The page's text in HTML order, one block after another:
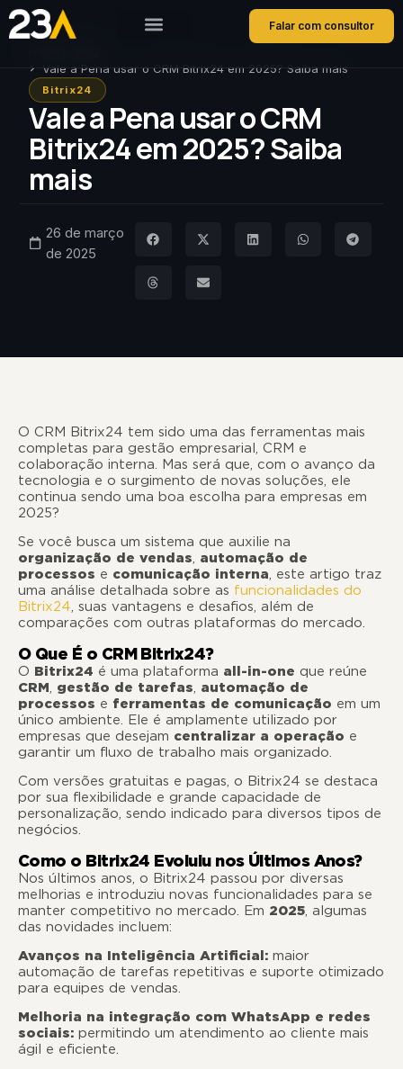
Falar com consultor
Vale a Pena usar o CRM Bitrix24 em 2025? Saiba mais
Bitrix24
Vale a Pena usar o CRM
Bitrix24 em 2025? Saiba
mais
26 de março
de 2025
O CRM Bitrix24 tem sido uma das ferramentas mais
completas para gestão empresarial, CRM e
colaboração interna. Mas será que, com o avanço da
tecnologia e o surgimento de novas soluções, ele
continua sendo uma boa escolha para empresas em
2025?
Se você busca um sistema que auxilie na
organização de vendas, automação de
processos e comunicação interna, este artigo traz
uma análise detalhada sobre as funcionalidades do
Bitrix24, suas vantagens e desafios, além de
comparações com outras plataformas do mercado.
O Que É o CRM Bitrix24?
O Bitrix24 é uma plataforma all-in-one que reúne
CRM, gestão de tarefas, automação de
processos e ferramentas de comunicação em um
único ambiente. Ele é amplamente utilizado por
empresas que desejam centralizar a operação e
garantir um fluxo de trabalho mais organizado.
Com versões gratuitas e pagas, o Bitrix24 se destaca
por sua flexibilidade e grande capacidade de
personalização, sendo indicado para diversos tipos de
negócios.
Como o Bitrix24 Evoluiu nos Últimos Anos?
Nos últimos anos, o Bitrix24 passou por diversas
melhorias e introduziu novas funcionalidades para se
manter competitivo no mercado. Em 2025 , algumas
das novidades incluem:
Avanços na Inteligência Artificial: maior
automação de tarefas repetitivas e suporte otimizado
para equipes de vendas.
Melhoria na integração com WhatsApp e redes
sociais: permitindo um atendimento ao cliente mais
ágil e eficiente.